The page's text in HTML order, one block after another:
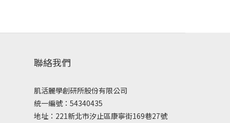
聯絡我們
肌活麗學創研所股份有限公司
統一編號：54340435
地址：221新北市汐止區康寧街169巷27號